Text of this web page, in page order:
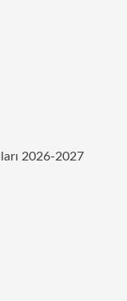
2026-2027